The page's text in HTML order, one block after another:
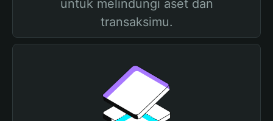
untuk melindungi aset dan
transaksimu.